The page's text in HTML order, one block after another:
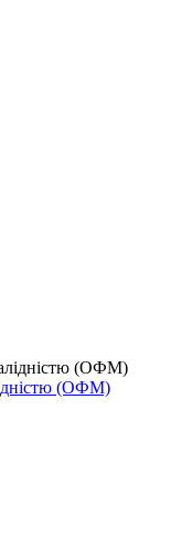
(ОФМ)